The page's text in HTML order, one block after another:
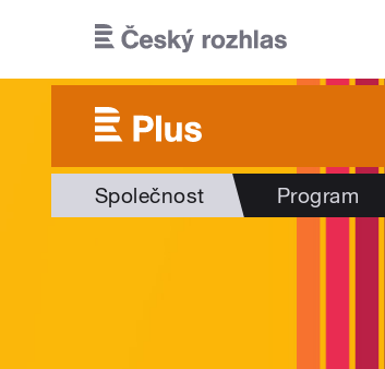
Společnost Program